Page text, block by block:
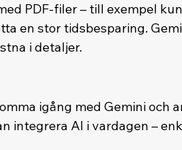
PDF-filer – till exempel
en stor tidsbesparing.
i detaljer.
igång med Gemini och
integrera AI i vardagen –